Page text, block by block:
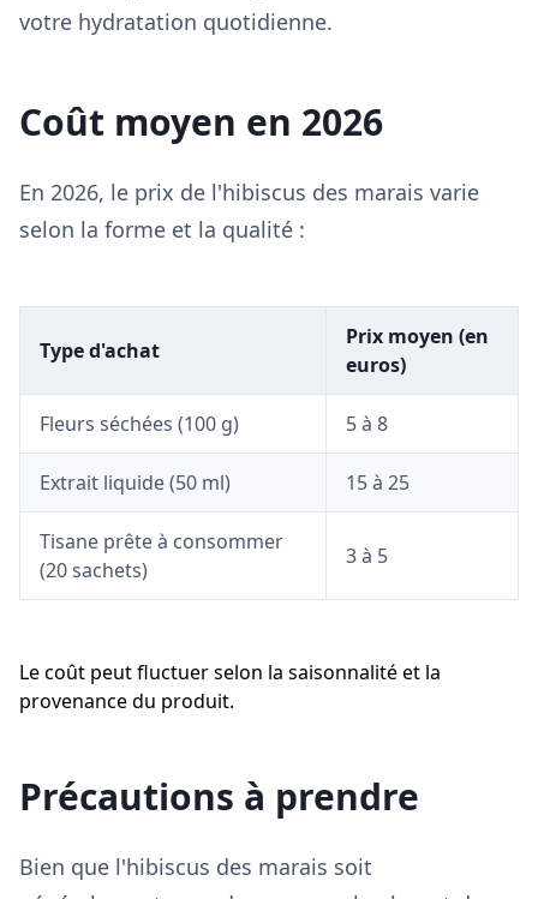
votre hydratation quotidienne.
Coût moyen en 2026
En 2026, le prix de l'hibiscus des marais varie
selon la forme et la qualité :
Type d'achat
Prix moyen (en
euros)
Fleurs séchées (100 g) 5 à 8
Extrait liquide (50 ml) 15 à 25
Tisane prête à consommer
(20 sachets)
3 à 5
Le coût peut fluctuer selon la saisonnalité et la
provenance du produit.
Précautions à prendre
Bien que l'hibiscus des marais soit